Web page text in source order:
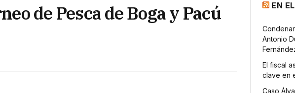
de Pesca de Boga y Pacú
EN
Antonio
El fiscal
clave en
Caso